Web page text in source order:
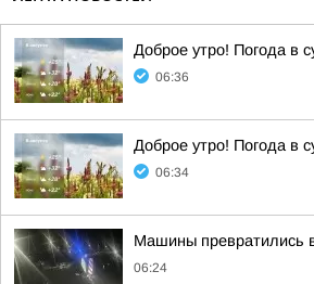
Доброе утро! Погода в
06:36
Доброе утро! Погода в
06:34
Машины превратились
06:24